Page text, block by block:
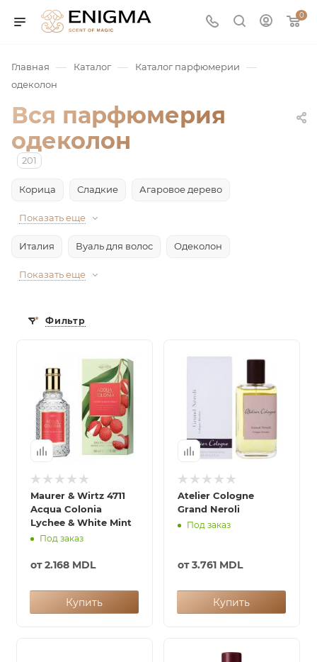
0
Арабская
сертификат
Главная — Каталог — Каталог парфюмерии —
одеколон
Вся парфюмерия
одеколон
201
Корица Сладкие Агаровое дерево
Показать еще
Италия Вуаль для волос Одеколон
Показать еще
Фильтр
Maurer & Wirtz 4711
Acqua Colonia
Lychee & White Mint
Под заказ
от2.168 MDL
Купить
Atelier Cologne
Grand Neroli
Под заказ
от3.761 MDL
Купить